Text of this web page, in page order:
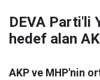
DEVA Parti'li
hedef alan
AKP ve MHP'nin